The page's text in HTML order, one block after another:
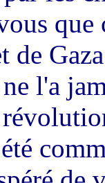
que
de
l'a